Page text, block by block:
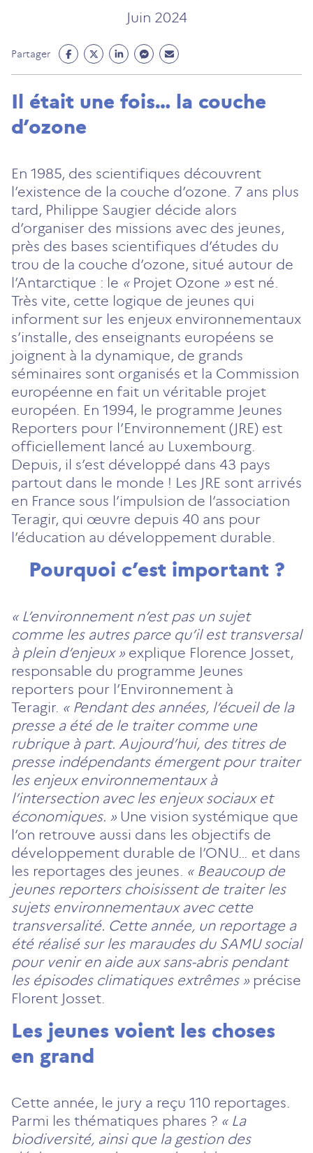
Juin 2024
Partager
Partage
Facebook
un
nouvel
Partage
Twitter
un
nouvel
Partage
Linkedin
un
Partage
Messenger
un
Partage
Mail
un
Il était une fois… la couche
d’ozone
En 1985, des scientifiques découvrent
l’existence de la couche d’ozone. 7 ans plus
tard, Philippe Saugier décide alors
d’organiser des missions avec des jeunes,
près des bases scientifiques d’études du
trou de la couche d’ozone, situé autour de
l’Antarctique : le « Projet Ozone » est né.
Très vite, cette logique de jeunes qui
informent sur les enjeux environnementaux
s’installe, des enseignants européens se
joignent à la dynamique, de grands
séminaires sont organisés et la Commission
européenne en fait un véritable projet
européen. En 1994, le programme Jeunes
Reporters pour l’Environnement (JRE) est
officiellement lancé au Luxembourg.
Depuis, il s’est développé dans 43 pays
partout dans le monde ! Les JRE sont arrivés
en France sous l’impulsion de l’association
Teragir, qui œuvre depuis 40 ans pour
l’éducation au développement durable.
Pourquoi c’est important ?
« L’environnement n’est pas un sujet
comme les autres parce qu’il est transversal
à plein d’enjeux » explique Florence Josset,
responsable du programme Jeunes
reporters pour l’Environnement à
Teragir. « Pendant des années, l’écueil de la
presse a été de le traiter comme une
rubrique à part. Aujourd’hui, des titres de
presse indépendants émergent pour traiter
les enjeux environnementaux à
l’intersection avec les enjeux sociaux et
économiques. » Une vision systémique que
l’on retrouve aussi dans les objectifs de
développement durable de l’ONU… et dans
les reportages des jeunes. « Beaucoup de
jeunes reporters choisissent de traiter les
sujets environnementaux avec cette
transversalité. Cette année, un reportage a
été réalisé sur les maraudes du SAMU social
pour venir en aide aux sans-abris pendant
les épisodes climatiques extrêmes » précise
Florent Josset.
Les jeunes voient les choses
en grand
Cette année, le jury a reçu 110 reportages.
Parmi les thématiques phares ? « La
biodiversité, ainsi que la gestion des